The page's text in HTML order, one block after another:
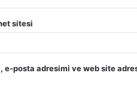
sitesi
e-posta adresimi ve web site